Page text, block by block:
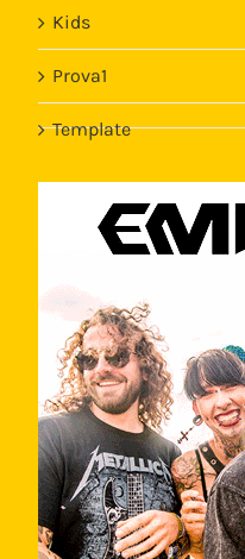
Kids
Prova1
Template